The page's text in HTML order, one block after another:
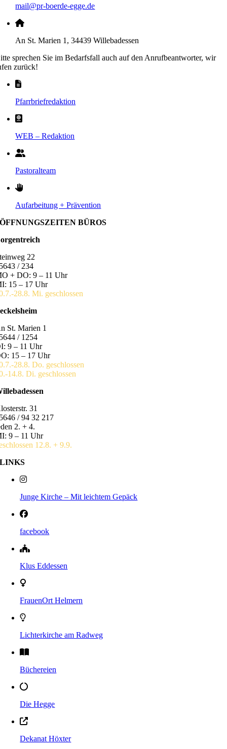
mail@pr-boerde-egge.de
An St. Marien 1, 34439 Willebadessen
sprechen Sie im Bedarfsfall auch auf den Anrufbeantworter, wir
zurück!
Pfarrbriefredaktion
WEB – Redaktion
Pastoralteam
Aufarbeitung + Prävention
ÖFFNUNGSZEITEN BÜROS
22
/ 234
+ DO: 9 – 11 Uhr
15 – 17 Uhr
28.8. Mi. geschlossen
St. Marien 1
/ 1254
9 – 11 Uhr
15 – 17 Uhr
28.8. Do. geschlossen
14.8. Di. geschlossen
31
/ 94 32 217
2. + 4.
9 – 11 Uhr
12.8. + 9.9.
LINKS
Junge Kirche – Mit leichtem Gepäck
facebook
Klus Eddessen
FrauenOrt Helmern
Lichterkirche am Radweg
Büchereien
Die Hegge
Dekanat Höxter